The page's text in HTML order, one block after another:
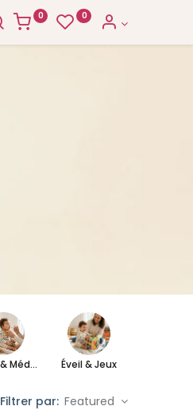
0 0
Santé & Médical Éveil & Jeux
Filtrer par: Featured